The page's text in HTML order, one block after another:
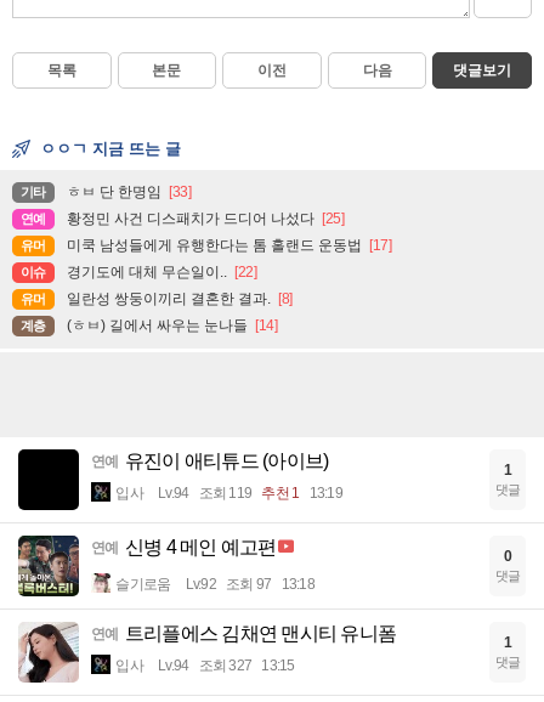
목록 본문 이전 다음 댓글보기
ㅇㅇㄱ 지금 뜨는 글
기타 ㅎㅂ 단 한명임 [33]
연예 황정민 사건 디스패치가 드디어 나섰다 [25]
유머 미쿡 남성들에게 유행한다는 톰 홀랜드 운동법 [17]
이슈 경기도에 대체 무슨일이.. [22]
유머 일란성 쌍둥이끼리 결혼한 결과. [8]
계층 (ㅎㅂ) 길에서 싸우는 눈나들 [14]
연예 유진이 애티튜드 (아이브)
입사 Lv.94 조회 119 추천 1 13:19
1
댓글
연예 신병 4 메인 예고편
슬기로움 Lv.92 조회 97 13:18
0
댓글
연예 트리플에스 김채연 맨시티 유니폼
입사 Lv.94 조회 327 13:15
1
댓글